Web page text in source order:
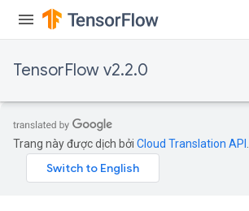
TensorFlow v2.2.0
Trang này được dịch bởi Cloud Translation API